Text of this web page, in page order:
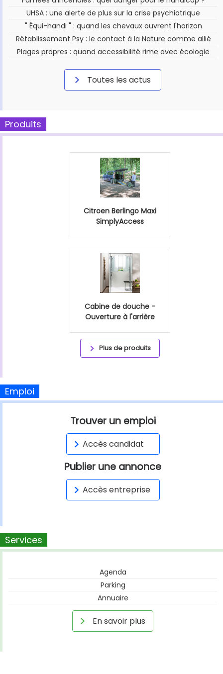
UHSA : une alerte de plus sur la crise psychiatrique
" Équi-handi " : quand les chevaux ouvrent l'horizon
Rétablissement Psy : le contact à la Nature comme allié
Plages propres : quand accessibilité rime avec écologie
Toutes les actus
Produits
Citroen Berlingo Maxi
SimplyAccess
Cabine de douche -
Ouverture à l'arrière
Plus de produits
Emploi
Trouver un emploi
Accès candidat
Publier une annonce
Accès entreprise
Services
Agenda
Parking
Annuaire
En savoir plus